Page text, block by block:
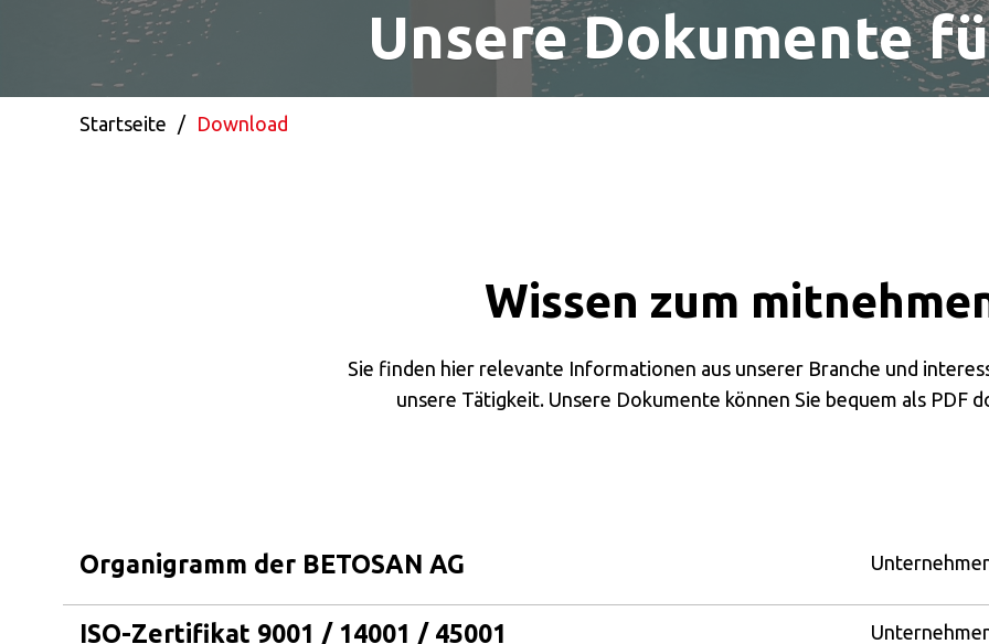
Unsere Dokumente
Startseite / Download
Wissen zum
Sie finden hier relevante Informationen aus unserer Branche und
unsere Tätigkeit. Unsere Dokumente können Sie bequem als PDF
Organigramm der BETOSAN AG
ISO-Zertifikat 9001 / 14001 / 45001